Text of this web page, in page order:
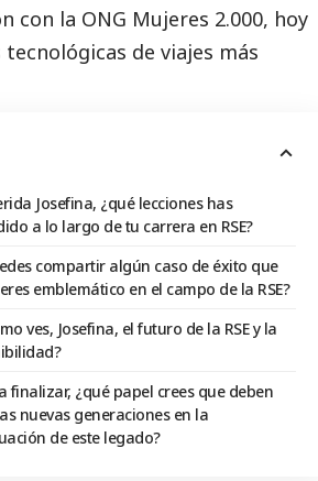
con la ONG Mujeres 2.000, hoy
de viajes más
Josefina, ¿qué lecciones has
a lo largo de tu carrera en RSE?
compartir algún caso de éxito que
emblemático en el campo de la RSE?
ves, Josefina, el futuro de la RSE y la
finalizar, ¿qué papel crees que deben
nuevas generaciones en la
de este legado?